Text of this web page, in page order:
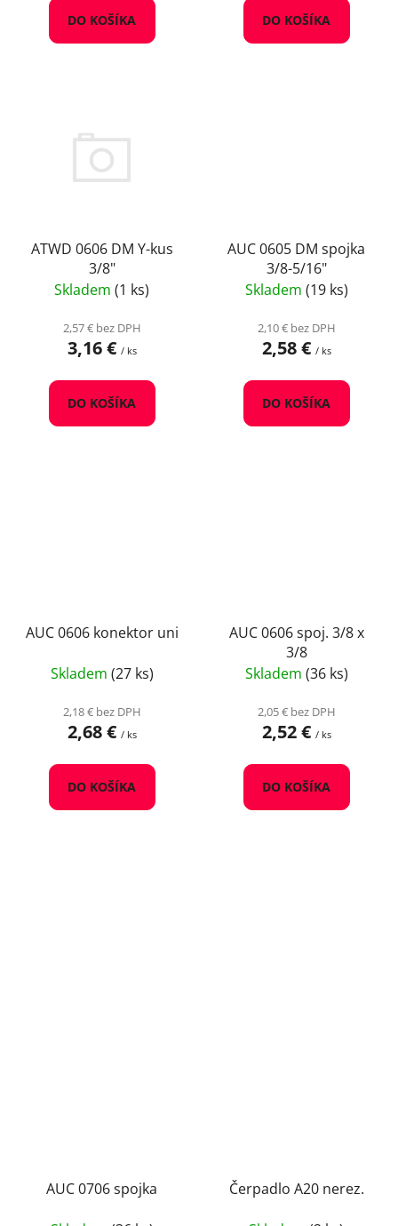
DO KOŠÍKA DO KOŠÍKA
ATWD 0606 DM Y-kus
3/8"
Skladem (1 ks)
2,57 € bez DPH
3,16 € / ks
DO KOŠÍKA
AUC 0605 DM spojka
3/8-5/16"
Skladem (19 ks)
2,10 € bez DPH
2,58 € / ks
DO KOŠÍKA
AUC 0606 konektor uni
Skladem (27 ks)
2,18 € bez DPH
2,68 € / ks
DO KOŠÍKA
AUC 0606 spoj. 3/8 x
3/8
Skladem (36 ks)
2,05 € bez DPH
2,52 € / ks
DO KOŠÍKA
AUC 0706 spojka Čerpadlo A20 nerez.